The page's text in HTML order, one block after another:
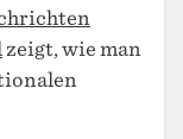
zeigt, wie man